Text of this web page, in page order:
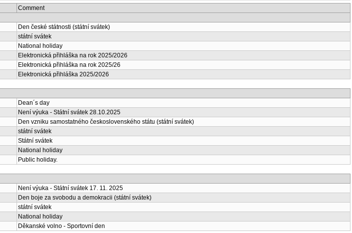
Comment
Den české státnosti (státní svátek)
státní svátek
National holiday
Elektronická přihláška na rok 2025/2026
Elektronická přihláška na rok 2025/26
Elektronická přihláška 2025/2026
Dean´s day
Není výuka - Státní svátek 28.10.2025
Den vzniku samostatného československého státu (státní svátek)
státní svátek
Státní svátek
National holiday
Public holiday.
Není výuka - Státní svátek 17. 11. 2025
Den boje za svobodu a demokracii (státní svátek)
státní svátek
National holiday
Děkanské volno - Sportovní den